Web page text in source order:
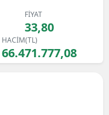
FİYAT
33,80
HACİM(TL)
66.471.777,08